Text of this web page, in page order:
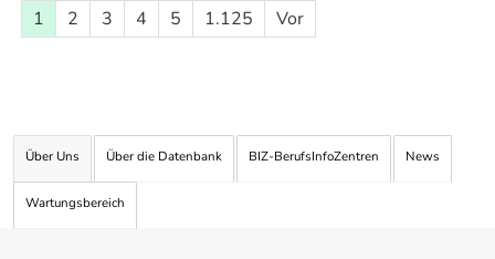
1 2 3 4 5 1.125 Vor
Über Uns Über die Datenbank BIZ-BerufsInfoZentren News
Wartungsbereich